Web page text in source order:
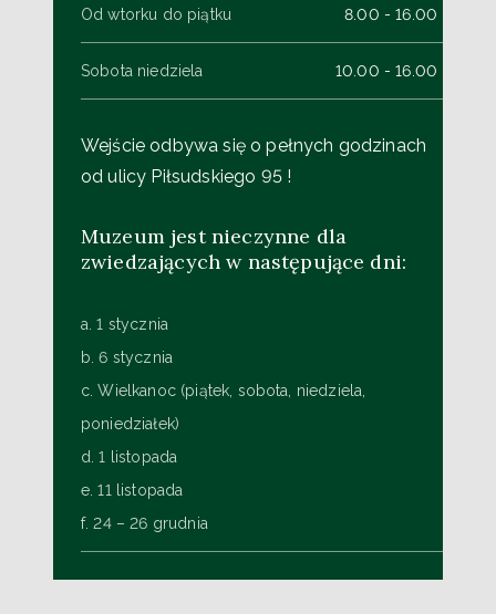
Od wtorku do piątku 8.00 - 16.00
Sobota niedziela 10.00 - 16.00
Wejście odbywa się o pełnych godzinach
od ulicy Piłsudskiego 95 !
Muzeum jest nieczynne dla
zwiedzających w następujące dni:
a. 1 stycznia
b. 6 stycznia
c. Wielkanoc (piątek, sobota, niedziela,
poniedziałek)
d. 1 listopada
e. 11 listopada
f. 24 – 26 grudnia